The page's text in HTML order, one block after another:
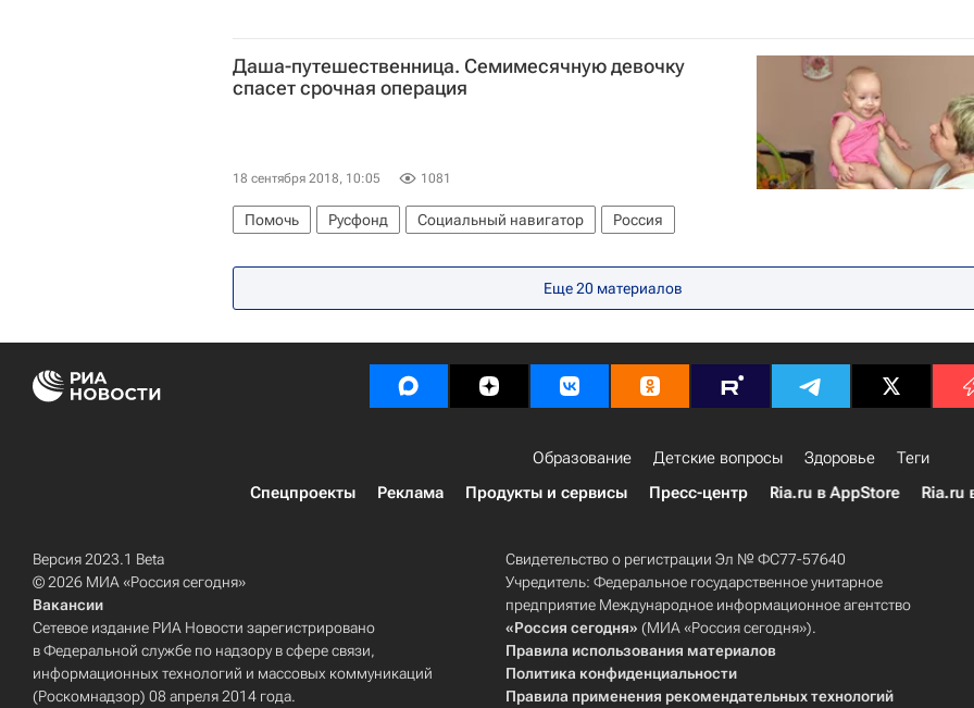
Даша-путешественница. Семимесячную девочку
спасет срочная операция
18 сентября 2018, 10:05 1081
Помочь Русфонд Социальный навигатор Россия
Еще 20 материалов
Образование Детские вопросы Здоровье
Теги
Спецпроекты
Реклама Продукты и сервисы Пресс-центр Ria.ru в AppStore Ria.ru
Версия 2023.1 Beta
© 2026 МИА «Россия сегодня»
Вакансии
Сетевое издание РИА Новости зарегистрировано
в Федеральной службе по надзору в сфере связи,
информационных технологий и массовых коммуникаций
(Роскомнадзор) 08 апреля 2014 года.
Свидетельство о регистрации Эл № ФС77-57640
Учредитель: Федеральное государственное унитарное
предприятие Международное информационное агентство
«Россия сегодня» (МИА «Россия сегодня»).
Правила использования материалов
Политика конфиденциальности
Правила применения рекомендательных технологий